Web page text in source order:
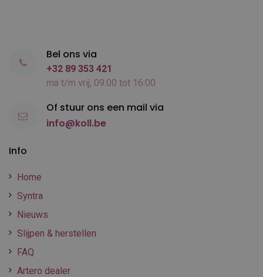
Info
Home
Syntra
Nieuws
Slijpen & herstellen
FAQ
Artero dealer
Bel ons via
+32 89 353 421
ma t/m vrij, 09:00 tot 16:00
Of stuur ons een mail via
info@koll.be